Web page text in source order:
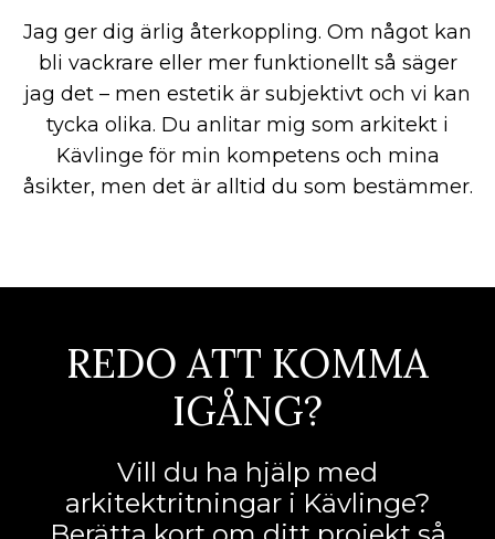
Jag ger dig ärlig återkoppling. Om något kan
bli vackrare eller mer funktionellt så säger
jag det – men estetik är subjektivt och vi kan
tycka olika. Du anlitar mig som arkitekt i
Kävlinge för min kompetens och mina
åsikter, men det är alltid du som bestämmer.
REDO ATT KOMMA
IGÅNG?
Vill du ha hjälp med
arkitektritningar i Kävlinge?